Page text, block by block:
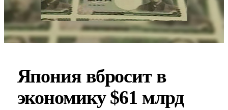
Япония вбросит в
экономику $61 млрд